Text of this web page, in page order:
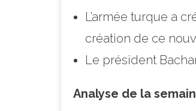
L’armée turque a
création de ce
Le président
Analyse de la